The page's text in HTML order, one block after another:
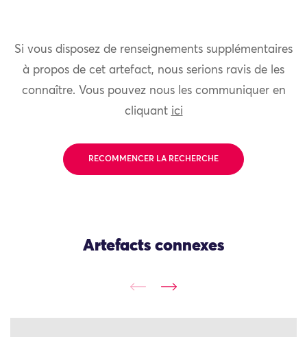
Si vous disposez de renseignements supplémentaires
à propos de cet artefact, nous serions ravis de les
connaître. Vous pouvez nous les communiquer en
cliquant ici
RECOMMENCER LA RECHERCHE
Artefacts connexes